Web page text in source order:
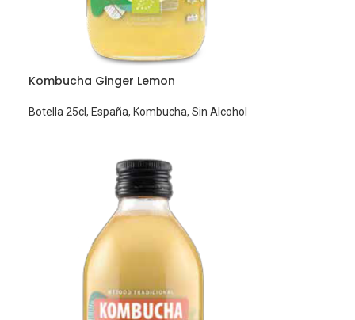
Kombucha Ginger Lemon
Botella 25cl, España, Kombucha, Sin Alcohol